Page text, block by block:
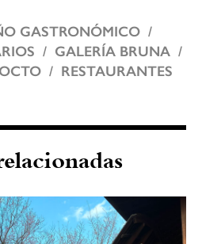
GASTRONÓMICO
GALERÍA BRUNA
OCTO RESTAURANTES